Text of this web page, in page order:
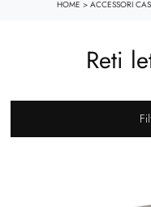
HOME > ACCESSORI
Reti